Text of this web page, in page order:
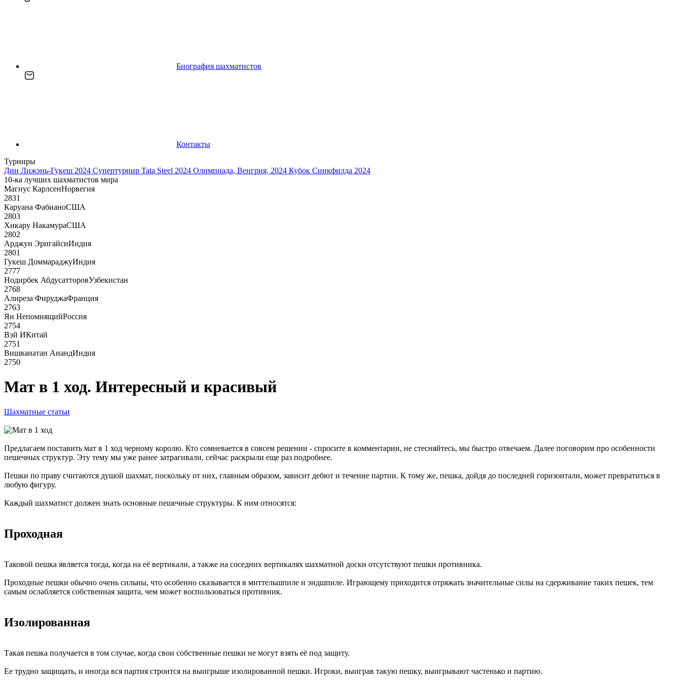
Биография шахматистов
Контакты
Турниры
Дин Лижэнь-Гукеш 2024 Супертурнир Tata Steel 2024 Олимпиада, Венгрия, 2024 Кубок Синкфилда 2024
10-ка лучших шахматистов мира
Магнус КарлсенНорвегия
2831
Каруана ФабианоСША
2803
Хикару НакамураСША
2802
Арджун ЭригайсиИндия
2801
Гукеш ДоммараджуИндия
2777
Нодирбек АбдусатторовУзбекистан
2768
Алиреза ФируджаФранция
2763
Ян НепомнящийРоссия
2754
Вэй ИКитай
2751
Вишванатан АнандИндия
2750
Мат в 1 ход. Интересный и красивый
Шахматные статьи
Предлагаем поставить мат в 1 ход черному королю. Кто сомневается в совсем решении - спросите в комментарии, не стесняйтесь, мы быстро отвечаем. Далее поговорим про особенности
пешечных структур. Эту тему мы уже ранее затрагивали, сейчас раскрыли еще раз подробнее.
Пешки по праву считаются душой шахмат, поскольку от них, главным образом, зависит дебют и течение партии. К тому же, пешка, дойдя до последней горизонтали, может превратиться в
любую фигуру.
Каждый шахматист должен знать основные пешечные структуры. К ним относятся:
Проходная
Таковой пешка является тогда, когда на её вертикали, а также на соседних вертикалях шахматной доски отсутствуют пешки противника.
Проходные пешки обычно очень сильны, что особенно сказывается в миттельшпиле и эндшпиле. Играющему приходится отряжать значительные силы на сдерживание таких пешек, тем
самым ослабляется собственная защита, чем может воспользоваться противник.
Изолированная
Такая пешка получается в том случае, когда свои собственные пешки не могут взять её под защиту.
Ее трудно защищать, и иногда вся партия строится на выигрыше изолированной пешки. Игроки, выиграв такую пешку, выигрывают частенько и партию.